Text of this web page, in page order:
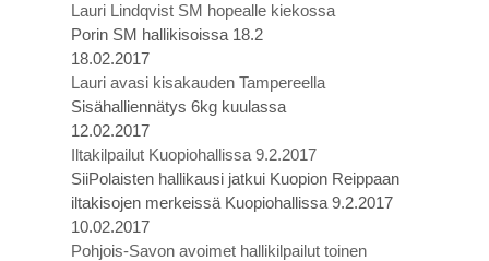
Lauri Lindqvist SM hopealle kiekossa
Porin SM hallikisoissa 18.2
18.02.2017
Lauri avasi kisakauden Tampereella
Sisähalliennätys 6kg kuulassa
12.02.2017
Iltakilpailut Kuopiohallissa 9.2.2017
SiiPolaisten hallikausi jatkui Kuopion Reippaan
iltakisojen merkeissä Kuopiohallissa 9.2.2017
10.02.2017
Pohjois-Savon avoimet hallikilpailut toinen